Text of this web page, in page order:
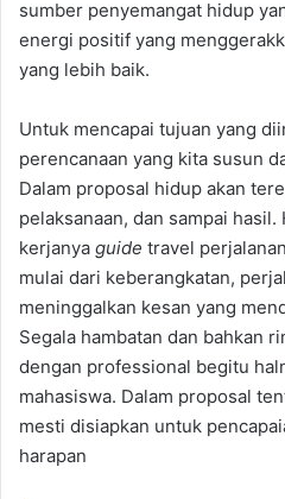
sumber penyemangat hidup
energi positif yang
yang lebih baik.
Untuk mencapai tujuan yang
perencanaan yang kita susun
Dalam proposal hidup akan
pelaksanaan, dan sampai
kerjanya guide travel
mulai dari keberangkatan,
meninggalkan kesan yang
Segala hambatan dan bahkan
dengan professional begitu
mahasiswa. Dalam proposal
mesti disiapkan untuk
harapan